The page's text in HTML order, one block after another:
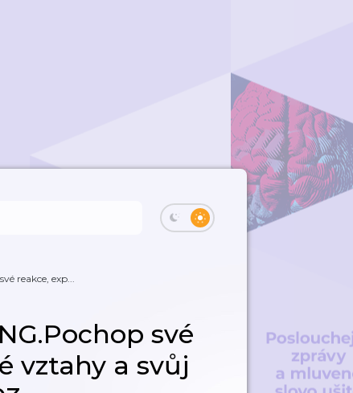
reakce, exp...
své
vztahy a svůj